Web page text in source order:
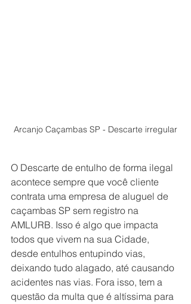
Arcanjo Caçambas SP - Descarte irregular
O Descarte de entulho de forma ilegal
acontece sempre que você cliente
contrata uma empresa de aluguel de
caçambas SP sem registro na
AMLURB. Isso é algo que impacta
todos que vivem na sua Cidade,
desde entulhos entupindo vias,
deixando tudo alagado, até causando
acidentes nas vias. Fora isso, tem a
questão da multa que é altíssima para